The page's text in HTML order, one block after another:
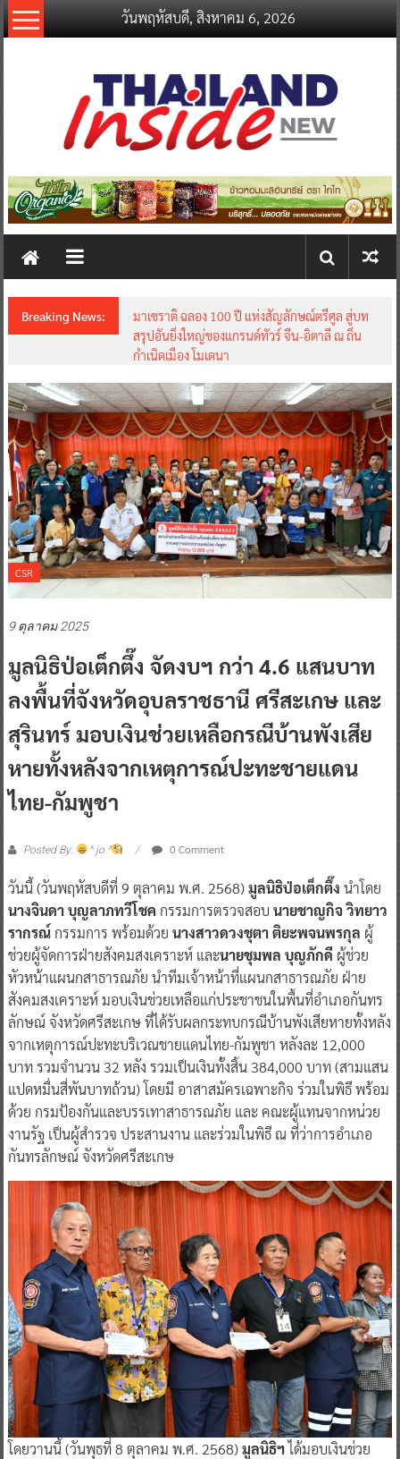
Skip
to
วันพฤหัสบดี, สิงหาคม 6, 2026
thailandinsidenew.com
Thailand
New
Breaking News:
มาเซราติ ฉลอง 100 ปี แห่งสัญลักษณ์ตรีศูล สู่บท
สรุปอันยิ่งใหญ่ของแกรนด์ทัวร์ จีน-อิตาลี ณ ถิ่น
กำเนิดเมือง โมเดนา
CSR
9 ตุลาคม 2025
มูลนิธิป่อเต็กตึ๊ง จัดงบฯ กว่า 4.6 แสนบาท
ลงพื้นที่จังหวัดอุบลราชธานี ศรีสะเกษ และ
สุรินทร์ มอบเงินช่วยเหลือกรณีบ้านพังเสีย
หายทั้งหลังจากเหตุการณ์ปะทะชายแดน
ไทย-กัมพูชา
Posted By: ^ jo ^ 0 Comment
วันนี้ (วันพฤหัสบดีที่ 9 ตุลาคม พ.ศ. 2568)มูลนิธิป่อเต็กตึ๊ง นำโดย
นางจินดา บุญลาภทวีโชค กรรมการตรวจสอบ นายชาญกิจ วิทยาว
รากรณ์กรรมการ พร้อมด้วย นางสาวดวงชุตา ติยะพจนพรกุล ผู้
ช่วยผู้จัดการฝ่ายสังคมสงเคราะห์ และนายชุมพล บุญภักดี ผู้ช่วย
หัวหน้าแผนกสาธารณภัย นำทีมเจ้าหน้าที่แผนกสาธารณภัย ฝ่าย
สังคมสงเคราะห์ มอบเงินช่วยเหลือแก่ประชาชนในพื้นที่อำเภอกันทร
ลักษณ์ จังหวัดศรีสะเกษ ที่ได้รับผลกระทบกรณีบ้านพังเสียหายทั้งหลัง
จากเหตุการณ์ปะทะบริเวณชายแดนไทย-กัมพูชา หลังละ 12,000
บาท รวมจำนวน 32 หลัง รวมเป็นเงินทั้งสิ้น 384,000 บาท (สามแสน
แปดหมื่นสี่พันบาทถ้วน) โดยมี อาสาสมัครเฉพาะกิจ ร่วมในพิธี พร้อม
ด้วย กรมป้องกันและบรรเทาสาธารณภัย และ คณะผู้แทนจากหน่วย
งานรัฐ เป็นผู้สำรวจ ประสานงาน และร่วมในพิธี ณ ที่ว่าการอำเภอ
กันทรลักษณ์ จังหวัดศรีสะเกษ
โดยวานนี้ (วันพุธที่ 8 ตุลาคม พ.ศ. 2568)มูลนิธิฯได้มอบเงินช่วย